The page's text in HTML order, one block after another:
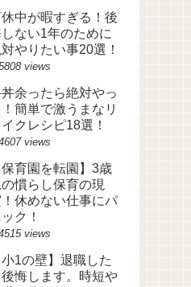
中が暇すぎる！後
ない1年のために
やりたい事20選！
views
余ったら絶対やっ
簡単で激うまなリ
イクレシピ18選！
views
保育園を転園】3歳
の慣らし保育の現
休めない仕事にパ
ク！
views
小1の壁】退職した
後悔します。時短や